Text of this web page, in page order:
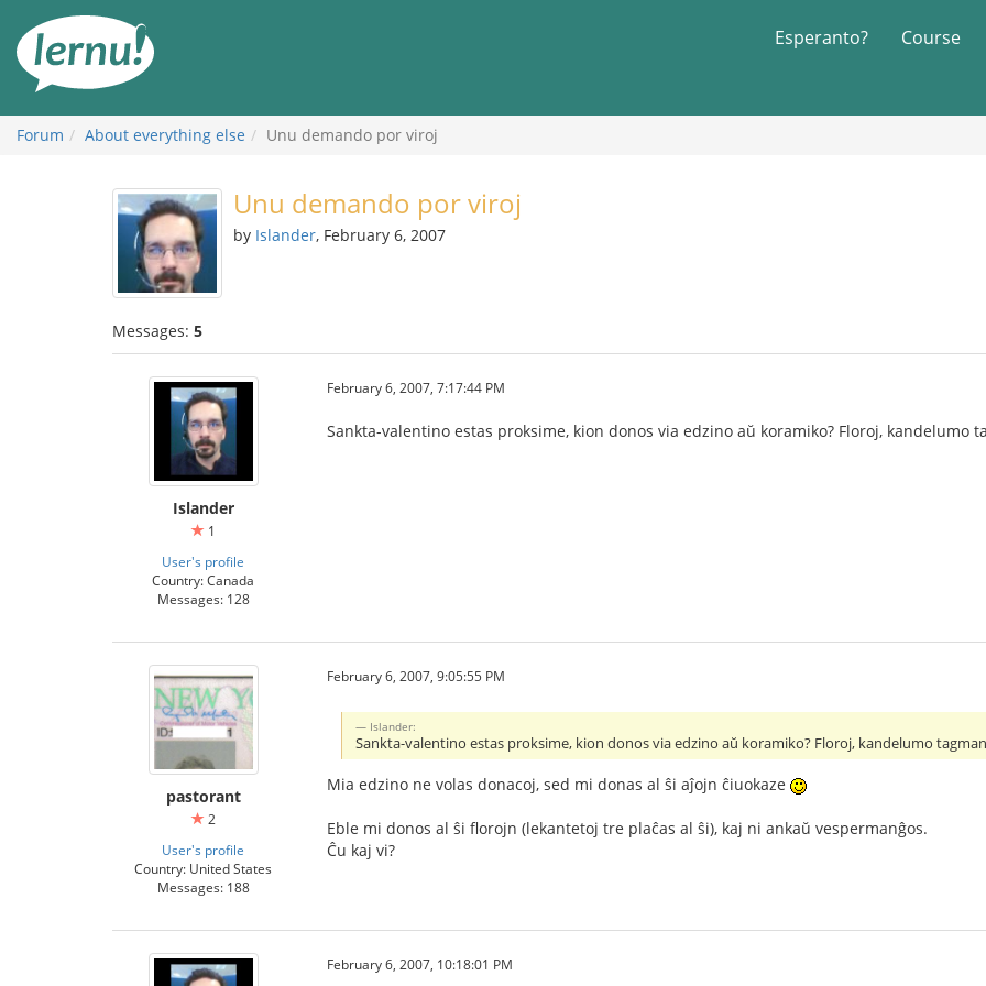
the
content
Esperanto? Course
Forum About everything else Unu demando por viroj
Unu demando por viroj
by Islander, February 6, 2007
Messages: 5
Islander
1
User's profile
Country: Canada
Messages: 128
February 6, 2007, 7:17:44 PM
Sankta-valentino estas proksime, kion donos via edzino aŭ koramiko? Floroj, kandelumo
pastorant
2
User's profile
Country: United States
Messages: 188
February 6, 2007, 9:05:55 PM
Islander:
Sankta-valentino estas proksime, kion donos via edzino aŭ koramiko? Floroj, kandelumo
Mia edzino ne volas donacoj, sed mi donas al ŝi aĵojn ĉiuokaze
Eble mi donos al ŝi florojn (lekantetoj tre plaĉas al ŝi), kaj ni ankaŭ vespermanĝos.
Ĉu kaj vi?
February 6, 2007, 10:18:01 PM